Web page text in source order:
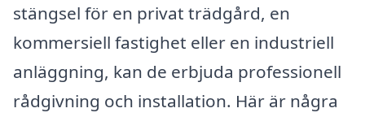
stängsel för en privat trädgård, en
kommersiell fastighet eller en industriell
anläggning, kan de erbjuda professionell
rådgivning och installation. Här är några